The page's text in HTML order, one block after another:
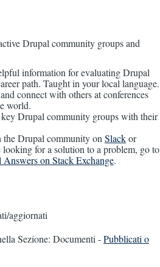
Drupal community groups and
information for evaluating Drupal
path. Taught in your local language.
connect with others at conferences
world.
Drupal community groups with their
Drupal community on Slackor
looking for a solution to a problem, go to
on Stack Exchange.
aggiornati
Sezione: Documenti -Pubblicati o